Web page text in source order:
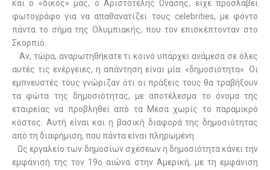
και ο «δικός» μας, ο Αριστοτέλης Ωνάσης, είχε προσλάβει
φωτογράφο για να απαθανατίζει τους celebrities, με φόντο
πάντα το σήμα της Ολυμπιακής, που τον επισκέπτονταν στο
Σκορπιό.
Αν, τώρα, αναρωτηθήκατε τι κοινό υπάρχει ανάμεσα σε όλες
αυτές τις ενέργειες, η απάντηση είναι μία: «δημοσιότητα». Οι
εμπνευστές τους γνώριζαν ότι οι πράξεις τους θα τραβήξουν
τα φώτα της δημοσιότητας, με αποτέλεσμα το όνομα της
εταιρείας να προβληθεί από τα Μέσα χωρίς το παραμικρό
κόστος. Αυτή είναι και η βασική διαφορά της δημοσιότητας
από τη διαφήμιση, που πάντα είναι πληρωμένη
Ως εργαλείο των δημοσίων σχέσεων η δημοσιότητα κάνει την
εμφάνισή της τον 19ο αιώνα στην Αμερική, με τη εμφάνιση